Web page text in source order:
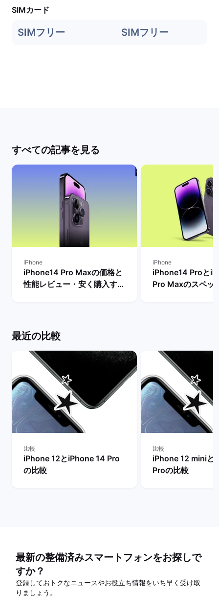
SIMカード
SIMフリー SIMフリー
すべての記事を見る
iPhone
iPhone14 Pro Maxの価格と
性能レビュー・安く購入する
iPhone
iPhone14 Proと
Pro Maxのスペッ
最近の比較
比較
iPhone 12とiPhone 14 Pro
の比較
比較
iPhone 12 miniと
Proの比較
最新の整備済みスマートフォンをお探しで
すか？
登録しておトクなニュースやお役立ち情報をいち早く受け取
りましょう。